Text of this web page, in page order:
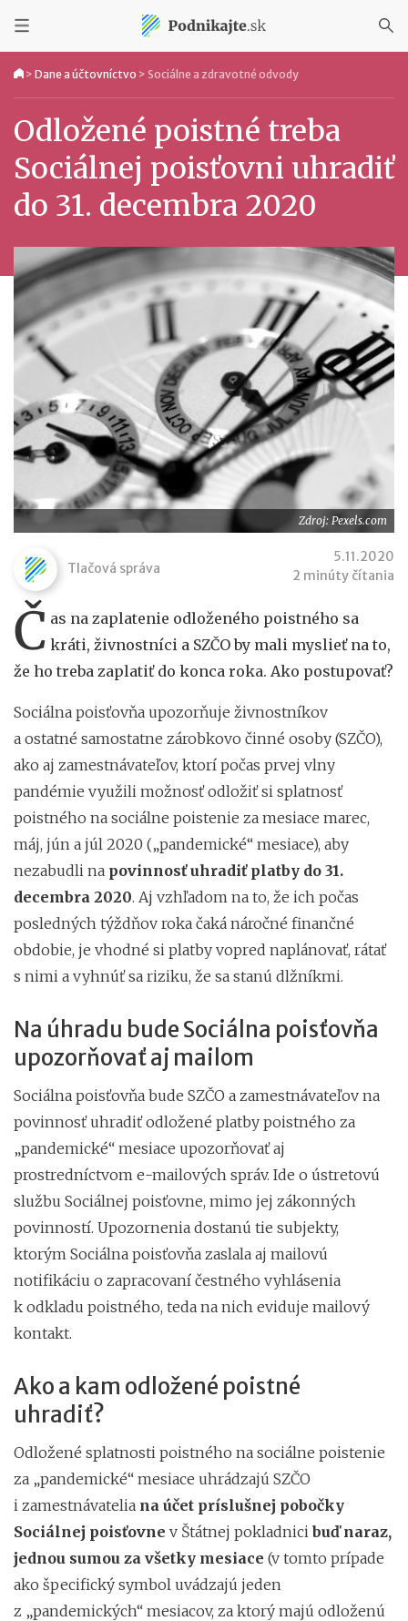
> Dane a účtovníctvo > Sociálne a zdravotné odvody
Odložené poistné treba
Sociálnej poisťovni uhradiť
do 31. decembra 2020
Zdroj: Pexels.com
Tlačová správa
5.11.2020
2 minúty čítania
Č as na zaplatenie odloženého poistného sa
kráti, živnostníci a SZČO by mali myslieť na to,
že ho treba zaplatiť do konca roka. Ako postupovať?
Sociálna poisťovňa upozorňuje živnostníkov
a ostatné samostatne zárobkovo činné osoby (SZČO),
ako aj zamestnávateľov, ktorí počas prvej vlny
pandémie využili možnosť odložiť si splatnosť
poistného na sociálne poistenie za mesiace marec,
máj, jún a júl 2020 („pandemické“ mesiace), aby
nezabudli na povinnosť uhradiť platby do 31.
decembra 2020. Aj vzhľadom na to, že ich počas
posledných týždňov roka čaká náročné finančné
obdobie, je vhodné si platby vopred naplánovať, rátať
s nimi a vyhnúť sa riziku, že sa stanú dlžníkmi.
Na úhradu bude Sociálna poisťovňa
upozorňovať aj mailom
Sociálna poisťovňa bude SZČO a zamestnávateľov na
povinnosť uhradiť odložené platby poistného za
„pandemické“ mesiace upozorňovať aj
prostredníctvom e-mailových správ. Ide o ústretovú
službu Sociálnej poisťovne, mimo jej zákonných
povinností. Upozornenia dostanú tie subjekty,
ktorým Sociálna poisťovňa zaslala aj mailovú
notifikáciu o zapracovaní čestného vyhlásenia
k odkladu poistného, teda na nich eviduje mailový
kontakt.
Ako a kam odložené poistné
uhradiť?
Odložené splatnosti poistného na sociálne poistenie
za „pandemické“ mesiace uhrádzajú SZČO
i zamestnávatelia na účet príslušnej pobočky
Sociálnej poisťovne v Štátnej pokladnicibuď naraz,
jednou sumou za všetky mesiace (v tomto prípade
ako špecifický symbol uvádzajú jeden
z „pandemických“ mesiacov, za ktorý majú odloženú